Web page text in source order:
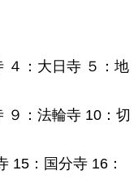
４：大日寺 ５：地
９：法輪寺 10：切
15：国分寺 16：